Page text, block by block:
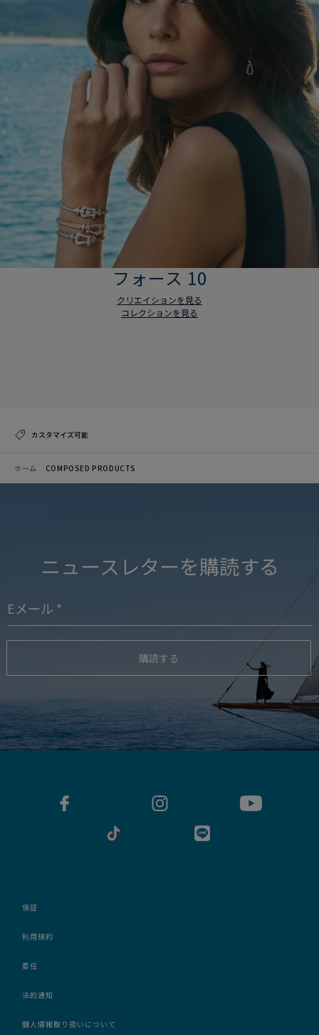
フォース 10
クリエイションを見る
コレクションを見る
カスタマイズ可能
ホーム COMPOSED PRODUCTS
ニュースレターを購読する
購読する
保証
利用規約
委任
法的通知
個人情報取り扱いについて